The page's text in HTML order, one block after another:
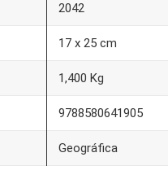
2042
17 x 25 cm
1,400 Kg
9788580641905
Geográfica